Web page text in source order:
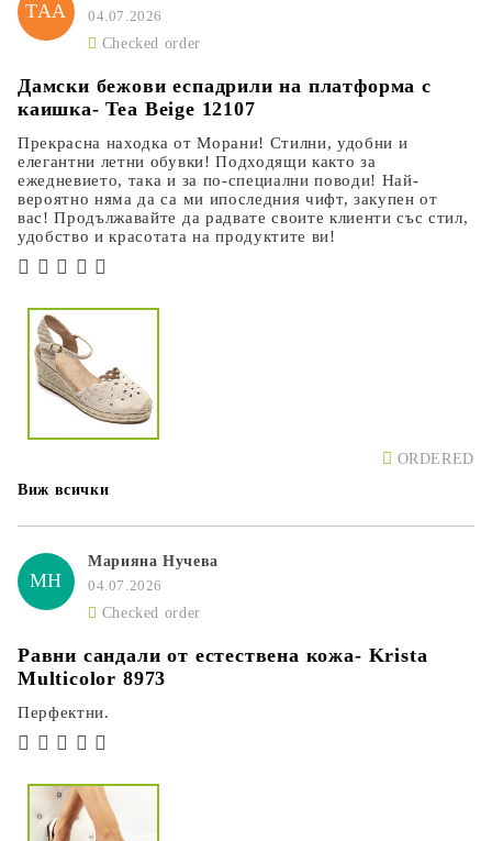
ТАА
04.07.2026
Checked order
Дамски бежови еспадрили на платформа с
каишка- Tea Beige 12107
Прекрасна находка от Морани! Стилни, удобни и
елегантни летни обувки! Подходящи както за
ежедневието, така и за по-специални поводи! Най-
вероятно няма да са ми ипоследния чифт, закупен от
вас! Продължавайте да радвате своите клиенти със стил,
удобство и красотата на продуктите ви!
ORDERED
Виж всички
МН
Марияна Нучева
04.07.2026
Checked order
Равни сандали от естествена кожа- Krista
Multicolor 8973
Перфектни.